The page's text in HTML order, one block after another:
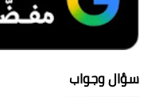
سؤال وجواب